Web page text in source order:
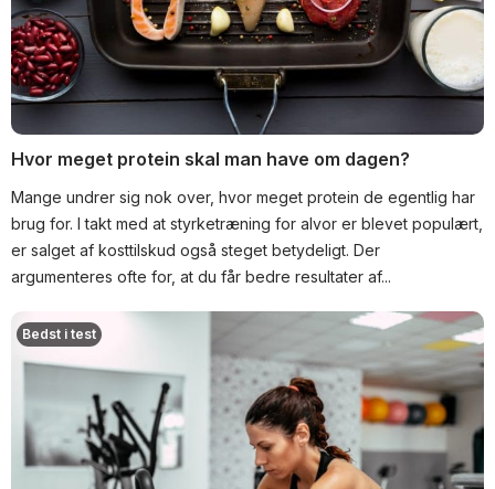
Hvor meget protein skal man have om dagen?
Mange undrer sig nok over, hvor meget protein de egentlig har
brug for. I takt med at styrketræning for alvor er blevet populært,
er salget af kosttilskud også steget betydeligt. Der
argumenteres ofte for, at du får bedre resultater af...
Bedst i test